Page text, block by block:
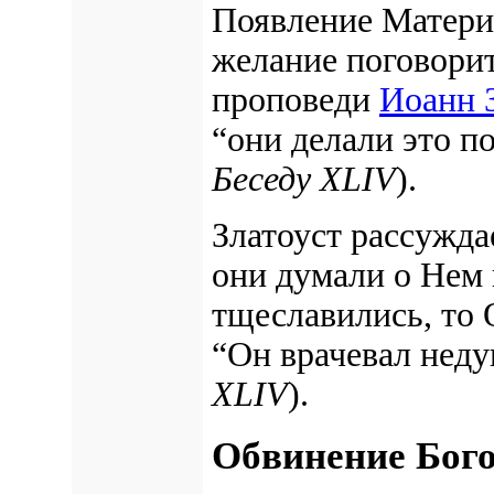
Появление
желание
проповеди Иоанн
“они делали это
Беседу XLIV).
Златоуст
они думали о Нем
тщеславились, то
“Он врачевал
XLIV).
Обвинение